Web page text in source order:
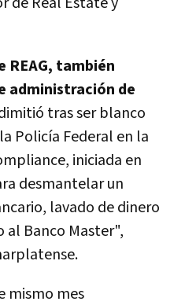
REAG, también
administración de
tras ser blanco
Policía Federal en la
iniciada en
desmantelar un
lavado de dinero
al Banco Master",
mismo mes